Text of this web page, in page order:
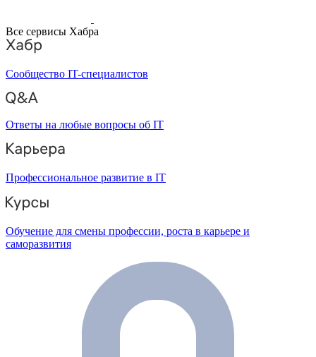
Все сервисы Хабра
Сообщество IT-специалистов
Ответы на любые вопросы об IT
Профессиональное развитие в IT
Обучение для смены профессии, роста в карьере и
саморазвития